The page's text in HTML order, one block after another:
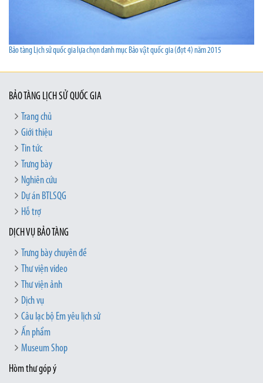
Bảo tàng Lịch sử quốc gia lựa chọn danh mục Bảo vật quốc gia (đợt 4) năm 2015
BẢO TÀNG LỊCH SỬ QUỐC GIA
Trang chủ
Giới thiệu
Tin tức
Trưng bày
Nghiên cứu
Dự án BTLSQG
Hỗ trợ
DỊCH VỤ BẢO TÀNG
Trưng bày chuyên đề
Thư viện video
Thư viện ảnh
Dịch vụ
Câu lạc bộ Em yêu lịch sử
Ấn phẩm
Museum Shop
Hòm thư góp ý